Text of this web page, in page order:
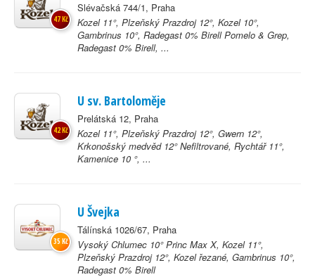
Slévačská 744/1, Praha
Kozel 11°, Plzeňský Prazdroj 12°, Kozel 10°,
Gambrinus 10°, Radegast 0% Birell Pomelo & Grep,
Radegast 0% Birell, ...
47 Kč
U sv. Bartoloměje
Prelátská 12, Praha
Kozel 11°, Plzeňský Prazdroj 12°, Gwern 12°,
Krkonošský medvěd 12° Nefiltrované, Rychtář 11°,
Kamenice 10 °, ...
42 Kč
U Švejka
Tálínská 1026/67, Praha
Vysoký Chlumec 10° Princ Max X, Kozel 11°,
Plzeňský Prazdroj 12°, Kozel řezané, Gambrinus 10°,
Radegast 0% Birell
35 Kč